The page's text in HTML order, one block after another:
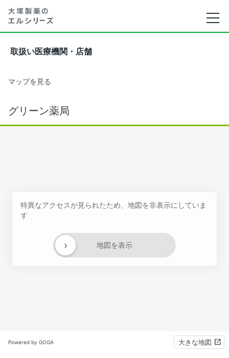
取扱い医療機関・店舗
マップを見る
グリーン薬局
特異なアクセスが見られたため、地図を非表示にしていま
す
地図を表示
›
Powered by GOGA 大きな地図